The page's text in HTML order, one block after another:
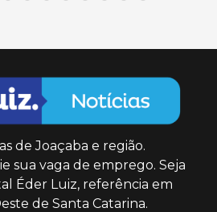
de Joaçaba e região.
sua vaga de emprego. Seja
Éder Luiz, referência em
de Santa Catarina.